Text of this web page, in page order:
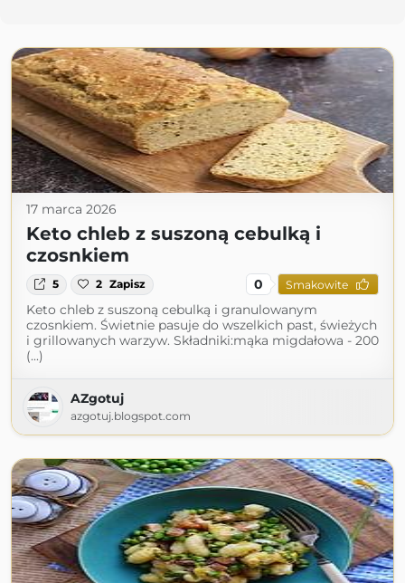
17 marca 2026
Keto chleb z suszoną cebulką i
czosnkiem
5 2 Zapisz 0 Smakowite
Keto chleb z suszoną cebulką i granulowanym
czosnkiem. Świetnie pasuje do wszelkich past, świeżych
i grillowanych warzyw. Składniki:mąka migdałowa - 200
(...)
AZgotuj
azgotuj.blogspot.com